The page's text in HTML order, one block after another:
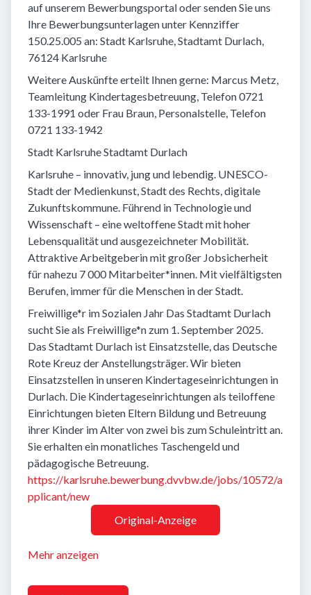
auf unserem Bewerbungsportal oder senden Sie uns
Ihre Bewerbungsunterlagen unter Kennziffer
150.25.005 an: Stadt Karlsruhe, Stadtamt Durlach,
76124 Karlsruhe
Weitere Auskünfte erteilt Ihnen gerne: Marcus Metz,
Teamleitung Kindertagesbetreuung, Telefon 0721
133-1991 oder Frau Braun, Personalstelle, Telefon
0721 133-1942
Stadt Karlsruhe Stadtamt Durlach
Karlsruhe – innovativ, jung und lebendig. UNESCO-
Stadt der Medienkunst, Stadt des Rechts, digitale
Zukunftskommune. Führend in Technologie und
Wissenschaft – eine weltoffene Stadt mit hoher
Lebensqualität und ausgezeichneter Mobilität.
Attraktive Arbeitgeberin mit großer Jobsicherheit
für nahezu 7 000 Mitarbeiter*innen. Mit vielfältigsten
Berufen, immer für die Menschen in der Stadt.
Freiwillige*r im Sozialen Jahr Das Stadtamt Durlach
sucht Sie als Freiwillige*n zum 1. September 2025.
Das Stadtamt Durlach ist Einsatzstelle, das Deutsche
Rote Kreuz der Anstellungsträger. Wir bieten
Einsatzstellen in unseren Kindertageseinrichtungen in
Durlach. Die Kindertageseinrichtungen als teiloffene
Einrichtungen bieten Eltern Bildung und Betreuung
ihrer Kinder im Alter von zwei bis zum Schuleintritt an.
Sie erhalten ein monatliches Taschengeld und
pädagogische Betreuung.
https://karlsruhe.bewerbung.dvvbw.de/jobs/10572/a
pplicant/new
Original-Anzeige
Mehr anzeigen